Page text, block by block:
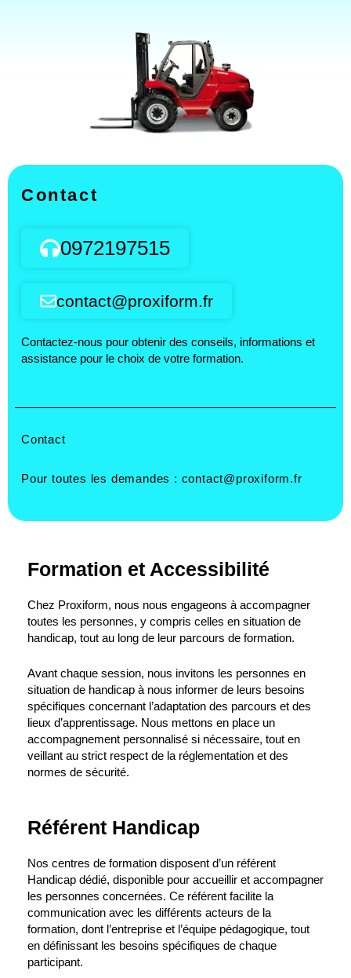
Contact
0972197515
contact@proxiform.fr
Contactez-nous pour obtenir des conseils, informations et
assistance pour le choix de votre formation.
Contact
Pour toutes les demandes : contact@proxiform.fr
Formation et Accessibilité
Chez Proxiform, nous nous engageons à accompagner
toutes les personnes, y compris celles en situation de
handicap, tout au long de leur parcours de formation.
Avant chaque session, nous invitons les personnes en
situation de handicap à nous informer de leurs besoins
spécifiques concernant l’adaptation des parcours et des
lieux d’apprentissage. Nous mettons en place un
accompagnement personnalisé si nécessaire, tout en
veillant au strict respect de la réglementation et des
normes de sécurité.
Référent Handicap
Nos centres de formation disposent d’un référent
Handicap dédié, disponible pour accueillir et accompagner
les personnes concernées. Ce référent facilite la
communication avec les différents acteurs de la
formation, dont l’entreprise et l’équipe pédagogique, tout
en définissant les besoins spécifiques de chaque
participant.